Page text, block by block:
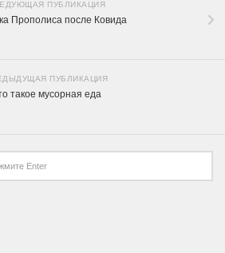
ПУБЛИКАЦИЯ
Прополиса после Ковида
ПУБЛИКАЦИЯ
такое мусорная еда